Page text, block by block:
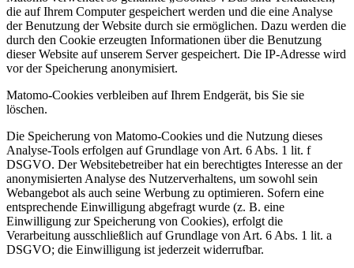
die auf Ihrem Computer gespeichert werden und die eine Analyse
der Benutzung der Website durch sie ermöglichen. Dazu werden die
durch den Cookie erzeugten Informationen über die Benutzung
dieser Website auf unserem Server gespeichert. Die IP-Adresse wird
vor der Speicherung anonymisiert.
Matomo-Cookies verbleiben auf Ihrem Endgerät, bis Sie sie
löschen.
Die Speicherung von Matomo-Cookies und die Nutzung dieses
Analyse-Tools erfolgen auf Grundlage von Art. 6 Abs. 1 lit. f
DSGVO. Der Websitebetreiber hat ein berechtigtes Interesse an der
anonymisierten Analyse des Nutzerverhaltens, um sowohl sein
Webangebot als auch seine Werbung zu optimieren. Sofern eine
entsprechende Einwilligung abgefragt wurde (z. B. eine
Einwilligung zur Speicherung von Cookies), erfolgt die
Verarbeitung ausschließlich auf Grundlage von Art. 6 Abs. 1 lit. a
DSGVO; die Einwilligung ist jederzeit widerrufbar.